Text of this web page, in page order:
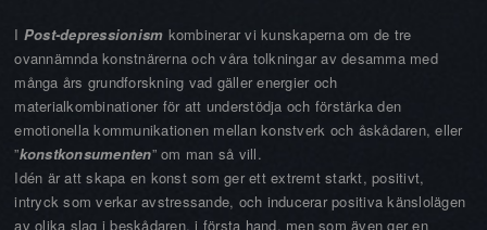
I Post-depressionism kombinerar vi kunskaperna om de tre
ovannämnda konstnärerna och våra tolkningar av desamma med
många års grundforskning vad gäller energier och
materialkombinationer för att understödja och förstärka den
emotionella kommunikationen mellan konstverk och åskådaren, eller
”konstkonsumenten” om man så vill.
Idén är att skapa en konst som ger ett extremt starkt, positivt,
intryck som verkar avstressande, och inducerar positiva känslolägen
av olika slag i beskådaren, i första hand, men som även ger en